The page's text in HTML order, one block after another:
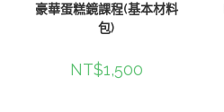
豪華蛋糕鏡課程(基本材料
包)
NT$1,500